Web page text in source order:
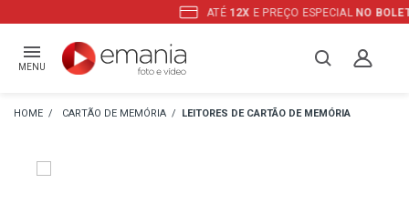
E PREÇO ESPECIAL NO BOLETO
MENU
CARTÃO DE MEMÓRIA LEITORES DE CARTÃO DE MEMÓRIA